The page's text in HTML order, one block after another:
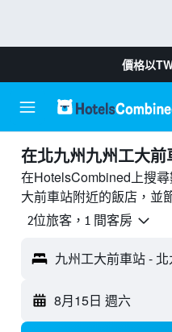
價格以
在北九州九州工大
在HotelsCombined上搜
大前車站附近的飯店，並
2位旅客，1 間客房
九州工大前車站 -
8月15日 週六